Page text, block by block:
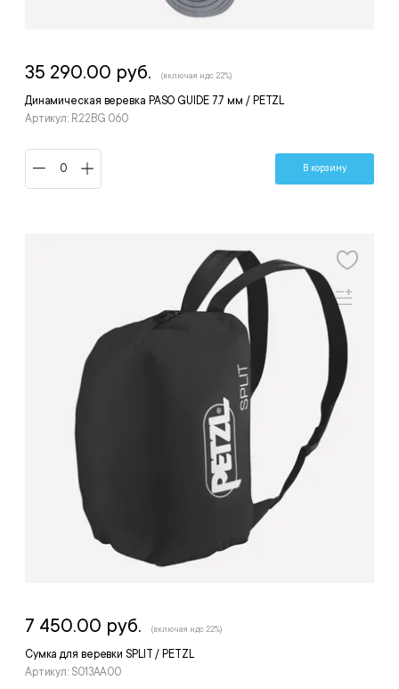
Динамическая веревка PASO GUIDE 7.7 мм / PETZL
Артикул: R22BG 060
35 290.00 руб. (включая ндс 22%)
В корзину
Сумка для веревки SPLIT / PETZL
Артикул: S013AA00
7 450.00 руб. (включая ндс 22%)